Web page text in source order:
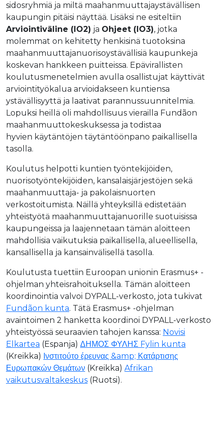
sidosryhmiä ja miltä maahanmuuttajaystävällisen
kaupungin pitäisi näyttää. Lisäksi ne esiteltiin
Arviointiväline (IO2) ja Ohjeet (IO3), jotka
molemmat on kehitetty henkisinä tuotoksina
maahanmuuttajanuorisoystävällisiä kaupunkeja
koskevan hankkeen puitteissa. Epävirallisten
koulutusmenetelmien avulla osallistujat käyttivät
arviointityökalua arvioidakseen kuntiensa
ystävällisyyttä ja laativat parannussuunnitelmia.
Lopuksi heillä oli mahdollisuus vierailla Fundãon
maahanmuuttokeskuksessa ja todistaa
hyvien käytäntöjen täytäntöönpano paikallisella
tasolla.
Koulutus helpotti kuntien työntekijöiden,
nuorisotyöntekijöiden, kansalaisjärjestöjen sekä
maahanmuuttaja- ja pakolaisnuorten
verkostoitumista. Näillä yhteyksillä edistetään
yhteistyötä maahanmuuttajanuorille suotuisissa
kaupungeissa ja laajennetaan tämän aloitteen
mahdollisia vaikutuksia paikallisella, alueellisella,
kansallisella ja kansainvälisellä tasolla.
Koulutusta tuettiin Euroopan unionin Erasmus+ -
ohjelman yhteisrahoituksella. Tämän aloitteen
koordinointia valvoi DYPALL-verkosto, jota tukivat
Fundãon kunta. Tätä Erasmus+ -ohjelman
avaintoimen 2 hanketta koordinoi DYPALL-verkosto
yhteistyössä seuraavien tahojen kanssa: Novisi
Elkartea (Espanja) ΔΗΜΟΣ ΦΥΛΗΣ Fylin kunta
(Kreikka) Ινστιτούτο έρευνας &amp; Κατάρτισης
Ευρωπακών Θεμάτων (Kreikka) Afrikan
vaikutusvaltakeskus (Ruotsi).